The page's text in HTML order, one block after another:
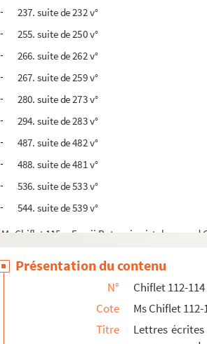
237. suite de 232 v°
255. suite de 250 v°
266. suite de 262 v°
267. suite de 259 v°
280. suite de 273 v°
294. suite de 283 v°
487. suite de 482 v°
488. suite de 481 v°
536. suite de 533 v°
544. suite de 539 v°
Ms Chiflet 115. « Erycii Puteanie pistolarum ad
Présentation du contenu
N°
Chiflet 112-114
Cote
Ms Chiflet 112-
Titre
Lettres